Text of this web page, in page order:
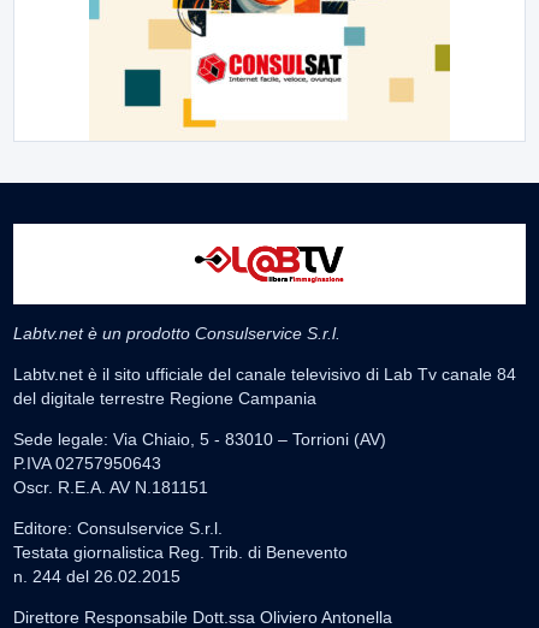
Labtv.net è un prodotto Consulservice S.r.l.
Labtv.net è il sito ufficiale del canale televisivo di Lab Tv canale 84
del digitale terrestre Regione Campania
Sede legale: Via Chiaio, 5 - 83010 – Torrioni (AV)
P.IVA 02757950643
Oscr. R.E.A. AV N.181151
Editore: Consulservice S.r.l.
Testata giornalistica Reg. Trib. di Benevento
n. 244 del 26.02.2015
Direttore Responsabile Dott.ssa Oliviero Antonella